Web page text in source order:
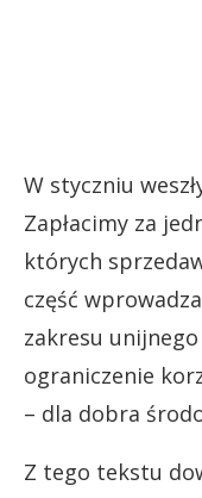
W styczniu
Zapłacimy za
których
część
zakresu
ograniczenie
– dla dobra
Z tego tekstu